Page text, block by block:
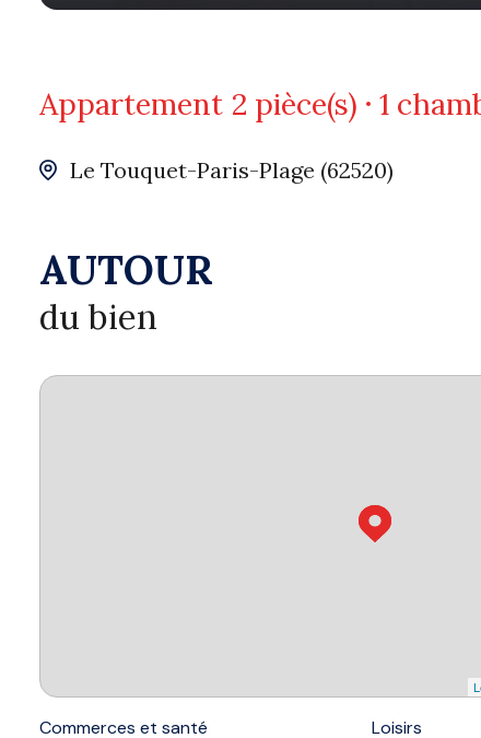
Appartement 2 pièce(s) 1
Le Touquet-Paris-Plage (62520)
AUTOUR
du bien
Commerces et santé Loisirs